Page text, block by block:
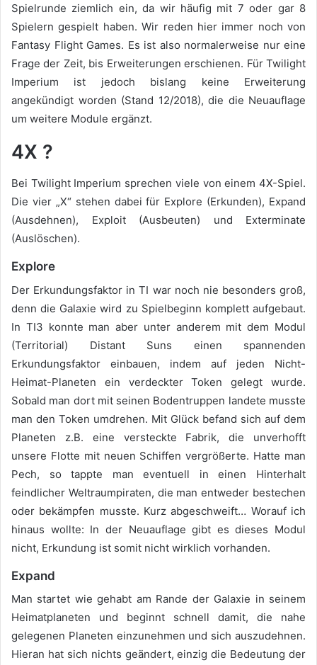
Spielrunde ziemlich ein, da wir häufig mit 7 oder gar 8
Spielern gespielt haben. Wir reden hier immer noch von
Fantasy Flight Games. Es ist also normalerweise nur eine
Frage der Zeit, bis Erweiterungen erschienen. Für Twilight
Imperium ist jedoch bislang keine Erweiterung
angekündigt worden (Stand 12/2018), die die Neuauflage
um weitere Module ergänzt.
4X ?
Bei Twilight Imperium sprechen viele von einem 4X-Spiel.
Die vier „X“ stehen dabei für Explore (Erkunden), Expand
(Ausdehnen), Exploit (Ausbeuten) und Exterminate
(Auslöschen).
Explore
Der Erkundungsfaktor in TI war noch nie besonders groß,
denn die Galaxie wird zu Spielbeginn komplett aufgebaut.
In TI3 konnte man aber unter anderem mit dem Modul
(Territorial) Distant Suns einen spannenden
Erkundungsfaktor einbauen, indem auf jeden Nicht-
Heimat-Planeten ein verdeckter Token gelegt wurde.
Sobald man dort mit seinen Bodentruppen landete musste
man den Token umdrehen. Mit Glück befand sich auf dem
Planeten z.B. eine versteckte Fabrik, die unverhofft
unsere Flotte mit neuen Schiffen vergrößerte. Hatte man
Pech, so tappte man eventuell in einen Hinterhalt
feindlicher Weltraumpiraten, die man entweder bestechen
oder bekämpfen musste. Kurz abgeschweift… Worauf ich
hinaus wollte: In der Neuauflage gibt es dieses Modul
nicht, Erkundung ist somit nicht wirklich vorhanden.
Expand
Man startet wie gehabt am Rande der Galaxie in seinem
Heimatplaneten und beginnt schnell damit, die nahe
gelegenen Planeten einzunehmen und sich auszudehnen.
Hieran hat sich nichts geändert, einzig die Bedeutung der